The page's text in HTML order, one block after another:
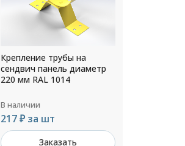
Крепление трубы на
сендвич панель диаметр
220 мм RAL 1014
В наличии
217 ₽ за шт
Заказать